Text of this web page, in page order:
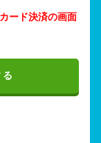
ード決済の画面